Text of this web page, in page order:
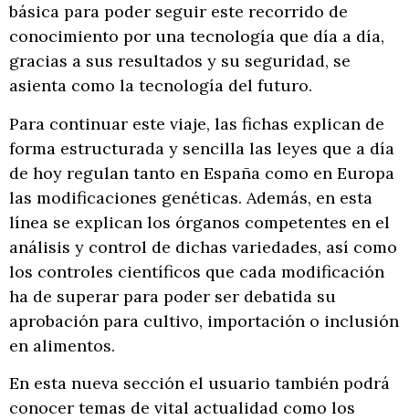
básica para poder seguir este recorrido de
conocimiento por una tecnología que día a día,
gracias a sus resultados y su seguridad, se
asienta como la tecnología del futuro.
Para continuar este viaje, las fichas explican de
forma estructurada y sencilla las leyes que a día
de hoy regulan tanto en España como en Europa
las modificaciones genéticas. Además, en esta
línea se explican los órganos competentes en el
análisis y control de dichas variedades, así como
los controles científicos que cada modificación
ha de superar para poder ser debatida su
aprobación para cultivo, importación o inclusión
en alimentos.
En esta nueva sección el usuario también podrá
conocer temas de vital actualidad como los